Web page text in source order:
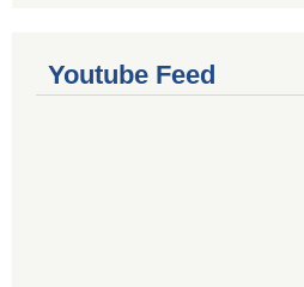
Youtube Feed